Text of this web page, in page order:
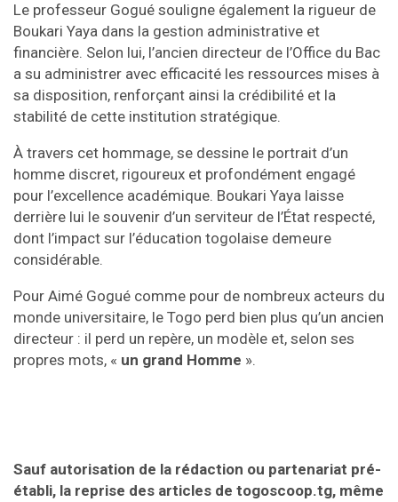
Le professeur Gogué souligne également la rigueur de
Boukari Yaya dans la gestion administrative et
financière. Selon lui, l’ancien directeur de l’Office du Bac
a su administrer avec efficacité les ressources mises à
sa disposition, renforçant ainsi la crédibilité et la
stabilité de cette institution stratégique.
À travers cet hommage, se dessine le portrait d’un
homme discret, rigoureux et profondément engagé
pour l’excellence académique. Boukari Yaya laisse
derrière lui le souvenir d’un serviteur de l’État respecté,
dont l’impact sur l’éducation togolaise demeure
considérable.
Pour Aimé Gogué comme pour de nombreux acteurs du
monde universitaire, le Togo perd bien plus qu’un ancien
directeur : il perd un repère, un modèle et, selon ses
propres mots, « un grand Homme ».
Sauf autorisation de la rédaction ou partenariat pré-
établi, la reprise des articles de togoscoop.tg, même